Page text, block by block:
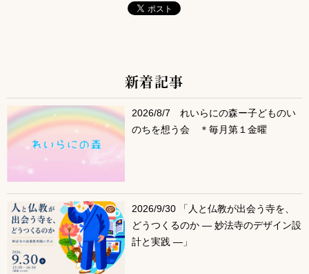
サブコンテンツ
新着記事
2026/8/7 れいらにの森ー子どものい
のちを想う会 ＊毎月第１金曜
2026/9/30 「人と仏教が出会う寺を、
どうつくるのか ― 妙法寺のデザイン設
計と実践 ―」